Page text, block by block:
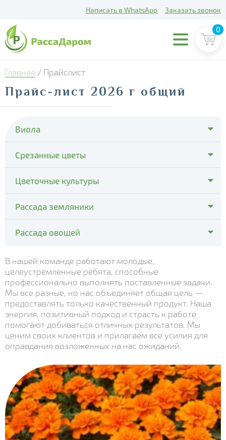
Написать в WhatsApp Заказать звонок
0
Главная / Прайслист
Прайс-лист 2026 г общий
Виола
- Cello Deep Orange
- Colossus Pure Golden Yellow
- Delta Clear Color mix
- Matrix Blue Blotch
- Matrix Citrus Mix
- Matrix Denim
- Matrix Mix Blotch
- Matrix White
- Matrix Yellow Blotch
- Xtrada Pink Shades With Blotch
- Matrix Red Blotch
- Cello Deep Orange Blotch
- Colossus Tricolor
Срезанные цветы
- Тюльпаны
Цветочные культуры
- Все цветы
- Сингониум
- Сурфиния
- Сциндапсус
- Фикус
- Хлорофитум
- Хризантема мультифлора
- Цикламен
- Агератум
- Алиссум
- Алоэ
- Альстромерия
Рассада земляники
- Вся земляника
- Земляника Альба
- Земляника ампельная
- Земляника Вима Рина
- Земляника Кимберли
- Земляника Корона
- Земляника Мальвина
- Земляника Хоней
- Земляника Элиани
- Земляника Альбион
Рассада овощей
- Рассада баклажана
- Рассада капусты
- Рассада кабачка
- Рассада лука
- Рассада салата
- Пряновкусовые травы
- Рассада огурца
- Рассада перца
- Рассада томата
В нашей команде работают молодые,
целеустремленные ребята, способные
профессионально выполнять поставленные задачи.
Мы все разные, но нас объединяет общая цель —
предоставлять только качественный продукт. Наша
энергия, позитивный подход и страсть к работе
помогают добиваться отличных результатов. Мы
ценим своих клиентов и прилагаем все усилия для
оправдания возложенных на нас ожиданий.